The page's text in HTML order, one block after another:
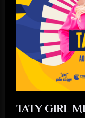
TATY GIRL